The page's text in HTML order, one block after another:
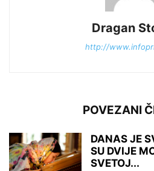
Dragan
http://
POVEZANI
DANAS JE
SU DVIJE
SVETOJ...